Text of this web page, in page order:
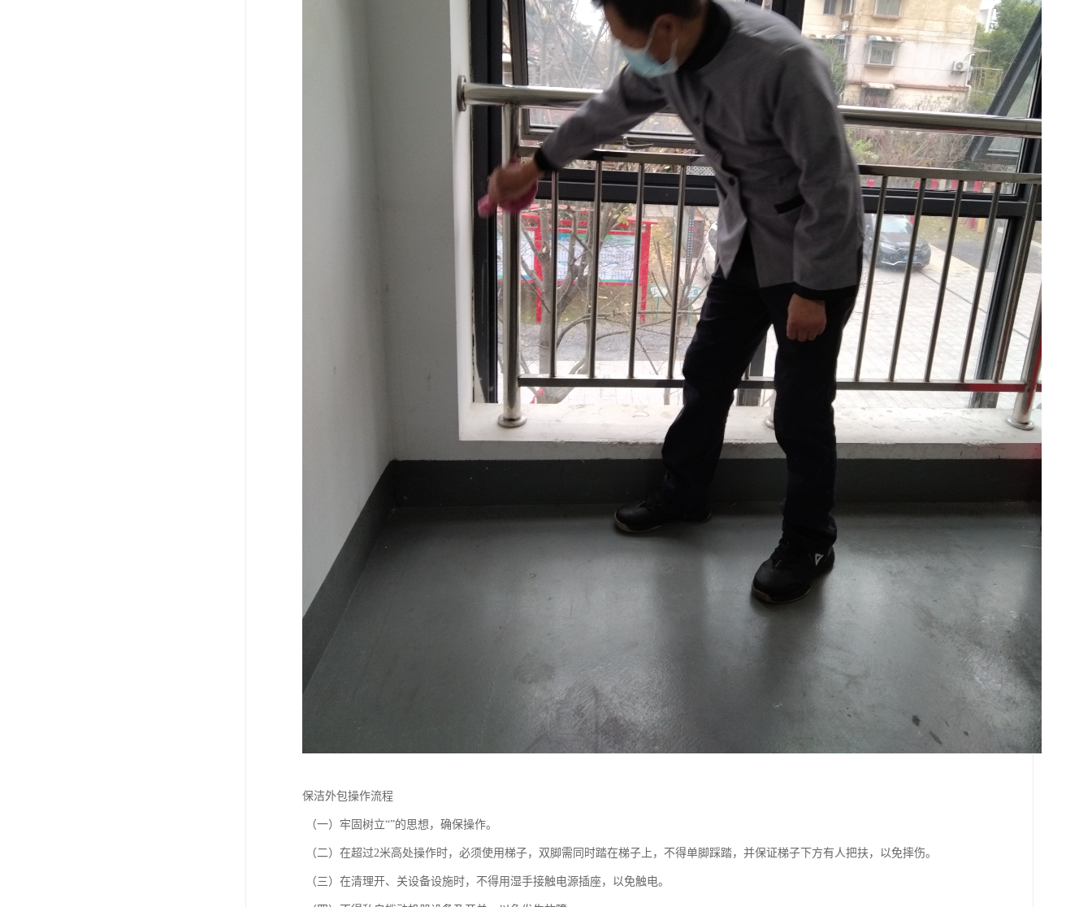
保洁外包操作流程
（一）牢固树立“”的思想，确保操作。
（二）在超过2米高处操作时，必须使用梯子，双脚需同时踏在梯子上，不得单脚踩踏，并保证梯子下方有人把扶，以免摔伤。
（三）在清理开、关设备设施时，不得用湿手接触电源插座，以免触电。